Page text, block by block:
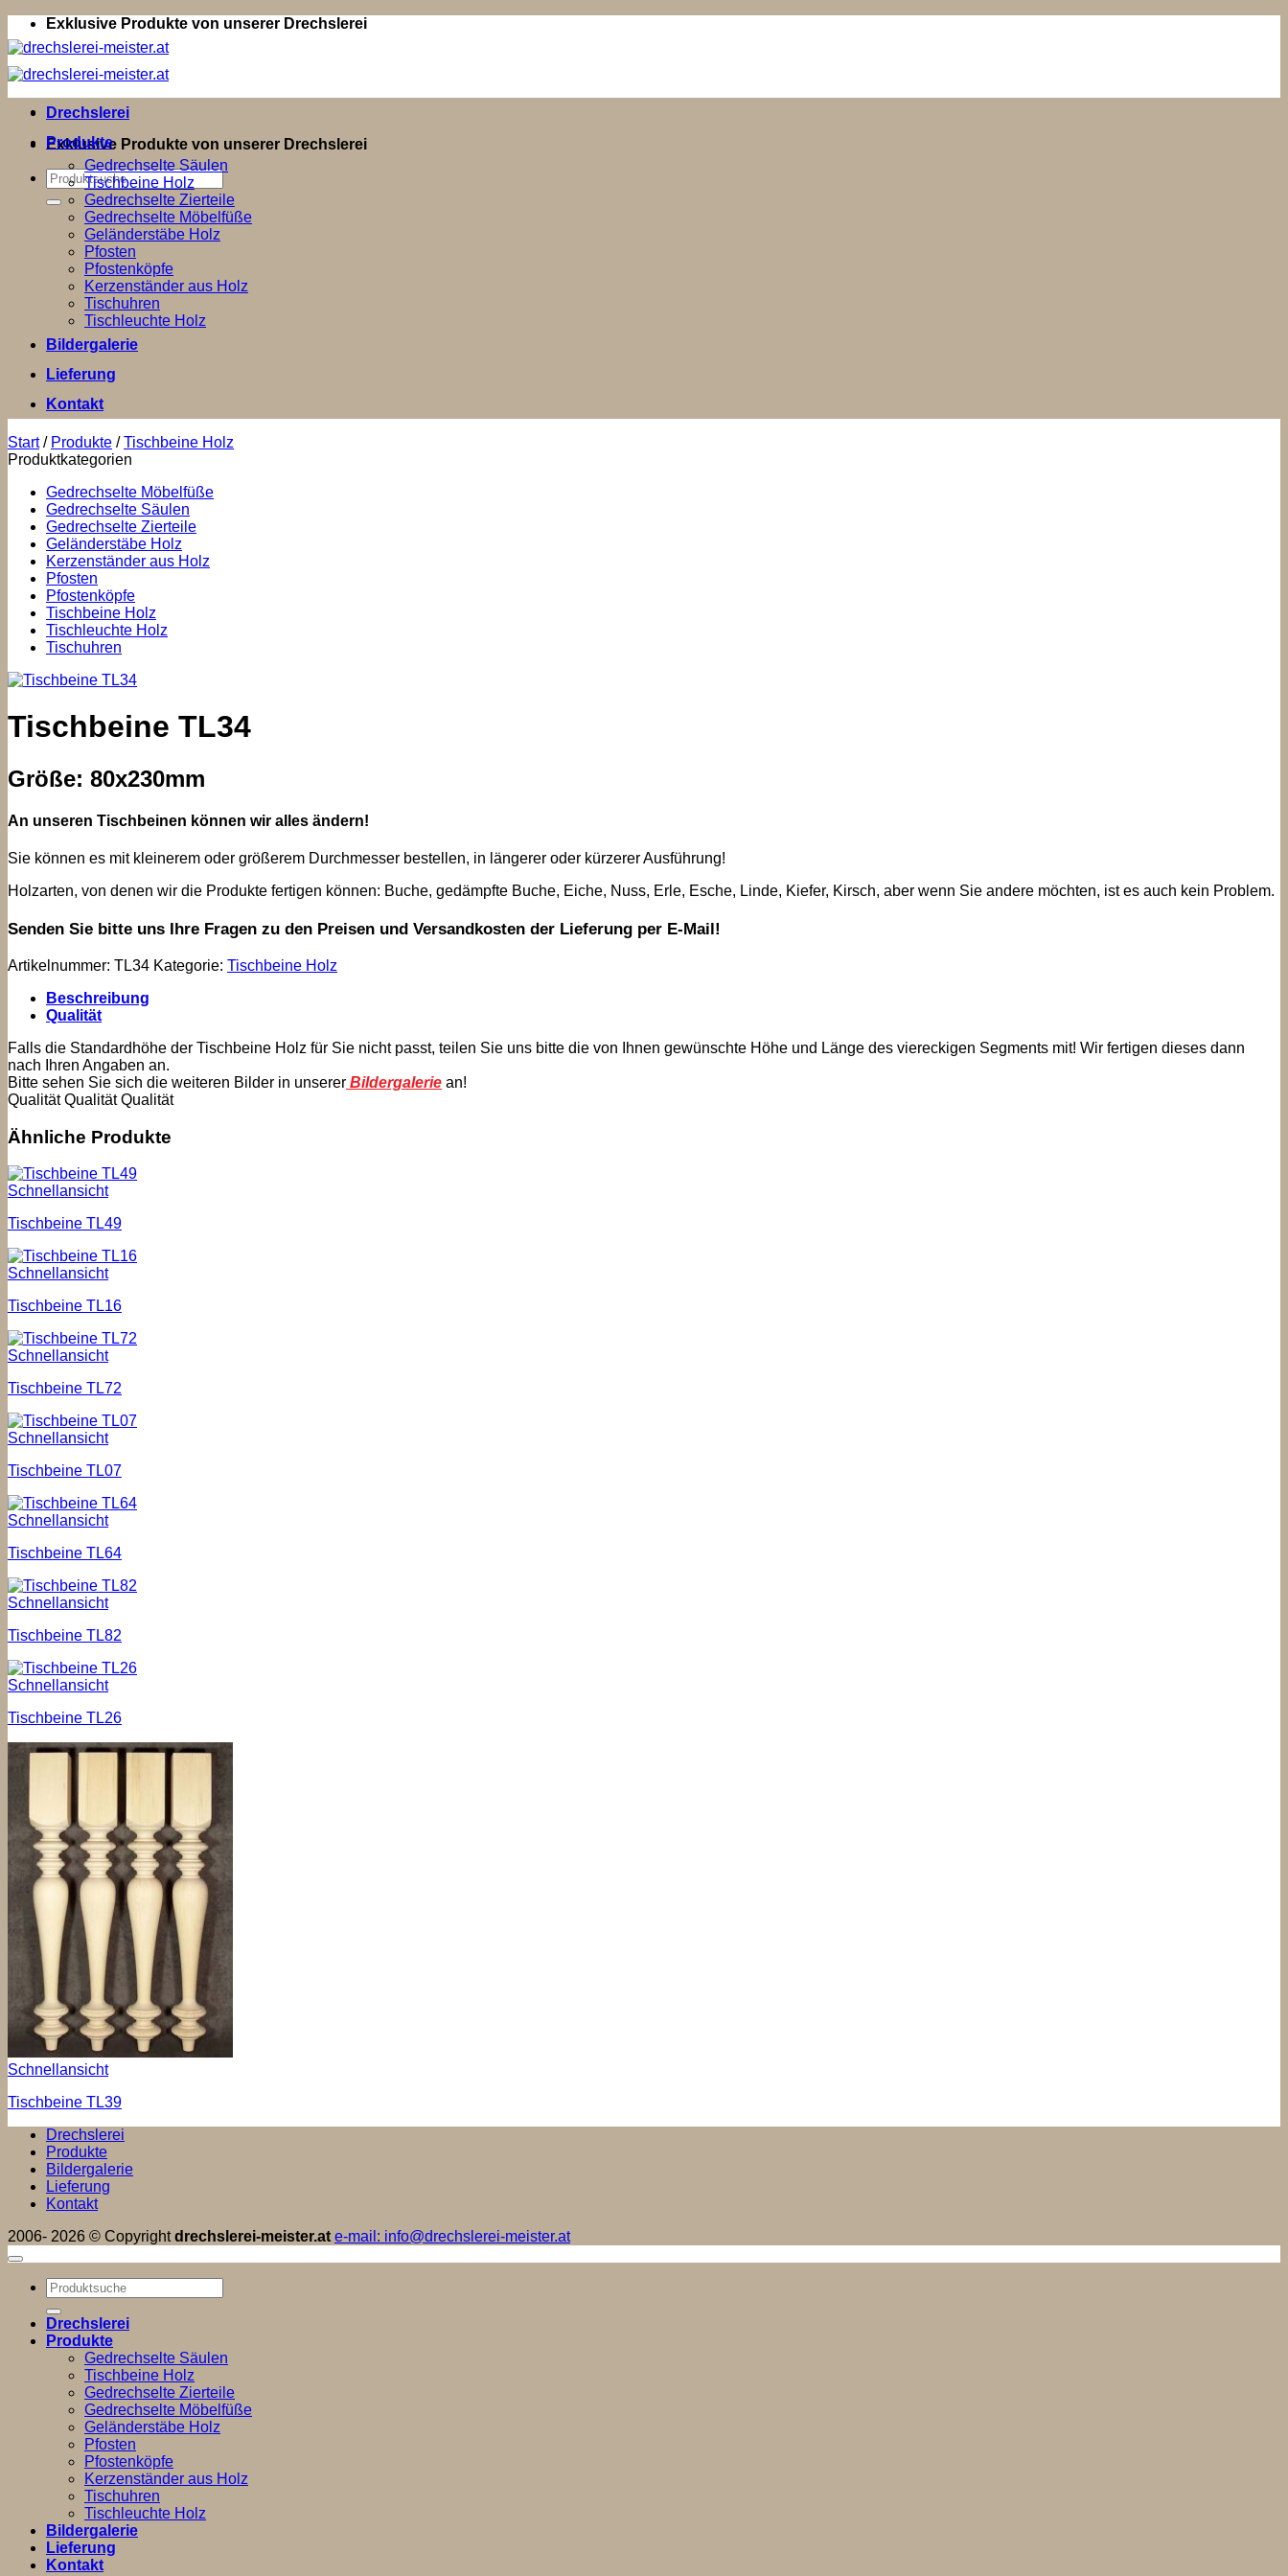
Zum
Inhalt
springen
Exklusive Produkte von unserer Drechslerei
Exklusive Produkte von unserer Drechslerei
Suchen
nach:
Drechslerei
Produkte
Gedrechselte Säulen
Tischbeine Holz
Gedrechselte Zierteile
Gedrechselte Möbelfüße
Geländerstäbe Holz
Pfosten
Pfostenköpfe
Kerzenständer aus Holz
Tischuhren
Tischleuchte Holz
Bildergalerie
Lieferung
Kontakt
Start / Produkte / Tischbeine Holz
Produktkategorien
Gedrechselte Möbelfüße
Gedrechselte Säulen
Gedrechselte Zierteile
Geländerstäbe Holz
Kerzenständer aus Holz
Pfosten
Pfostenköpfe
Tischbeine Holz
Tischleuchte Holz
Tischuhren
Tischbeine TL34
Größe: 80x230mm
An unseren Tischbeinen können wir alles ändern!
Sie können es mit kleinerem oder größerem Durchmesser bestellen, in längerer oder kürzerer Ausführung!
Holzarten, von denen wir die Produkte fertigen können: Buche, gedämpfte Buche, Eiche, Nuss, Erle, Esche, Linde, Kiefer, Kirsch, aber wenn Sie andere möchten, ist es auch kein Problem.
Senden Sie bitte uns Ihre Fragen zu den Preisen und Versandkosten der Lieferung per E-Mail!
Artikelnummer: TL34 Kategorie: Tischbeine Holz
Beschreibung
Qualität
Falls die Standardhöhe der Tischbeine Holz für Sie nicht passt, teilen Sie uns bitte die von Ihnen gewünschte Höhe und Länge des viereckigen Segments mit! Wir fertigen dieses dann
nach Ihren Angaben an.
Bitte sehen Sie sich die weiteren Bilder in unserer Bildergalerie an!
Qualität Qualität Qualität
Ähnliche Produkte
Schnellansicht
Tischbeine TL49
Schnellansicht
Tischbeine TL16
Schnellansicht
Tischbeine TL72
Schnellansicht
Tischbeine TL07
Schnellansicht
Tischbeine TL64
Schnellansicht
Tischbeine TL82
Schnellansicht
Tischbeine TL26
Schnellansicht
Tischbeine TL39
Drechslerei
Produkte
Bildergalerie
Lieferung
Kontakt
2006- 2026 © Copyrightdrechslerei-meister.at e-mail: info@drechslerei-meister.at
Suchen
nach:
Drechslerei
Produkte
Gedrechselte Säulen
Tischbeine Holz
Gedrechselte Zierteile
Gedrechselte Möbelfüße
Geländerstäbe Holz
Pfosten
Pfostenköpfe
Kerzenständer aus Holz
Tischuhren
Tischleuchte Holz
Bildergalerie
Lieferung
Kontakt